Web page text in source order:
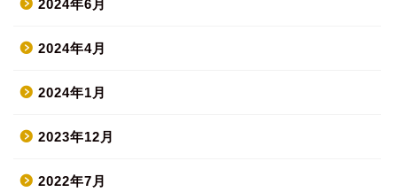
2024年6月
2024年4月
2024年1月
2023年12月
2022年7月